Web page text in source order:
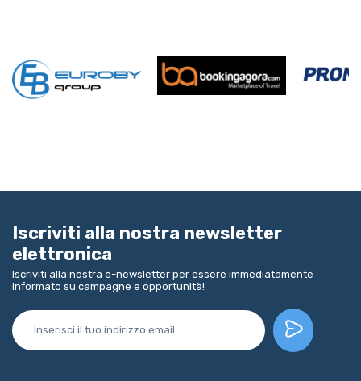
Iscriviti alla nostra newsletter
elettronica
Iscriviti alla nostra e-newsletter per essere immediatamente
informato su campagne e opportunità!